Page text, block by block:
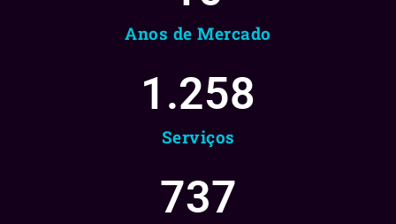
Anos de Mercado
Serviços
1.258
737